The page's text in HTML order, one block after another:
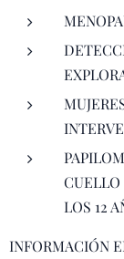
CUELLO
LOS 12
INFORMACIÓN